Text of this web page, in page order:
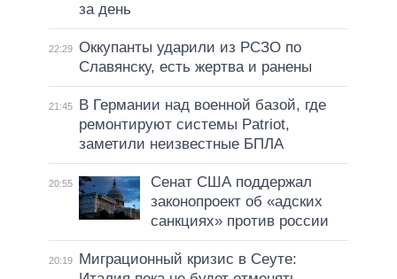
за день
22:29 Оккупанты ударили из РСЗО по
Славянску, есть жертва и ранены
21:45
В Германии над военной базой, где
ремонтируют системы Patriot,
заметили неизвестные БПЛА
20:55
Сенат США поддержал
законопроект об «адских
санкциях» против россии
20:19
Миграционный кризис в Сеуте: